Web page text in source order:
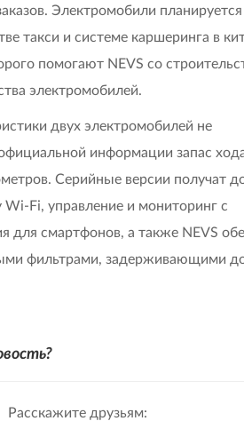
Электромобили планируется
такси и системе каршеринга в
помогают NEVS со
электромобилей.
двух электромобилей не
информации запас
Серийные версии получат
Wi-Fi, управление и мониторинг с
для смартфонов, а также NEVS
фильтрами, задерживающими
Расскажите друзьям: